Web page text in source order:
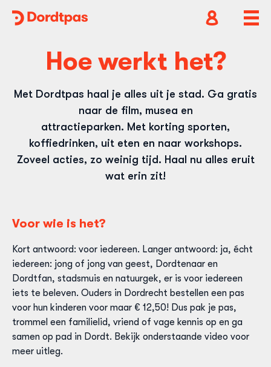
Dordtpas
Hoe werkt het?
Met Dordtpas haal je alles uit je stad. Ga gratis
naar de film, musea en
attractieparken. Met korting sporten,
koffiedrinken, uit eten en naar workshops.
Zoveel acties, zo weinig tijd. Haal nu alles eruit
wat erin zit!
Voor wie is het?
Kort antwoord: voor iedereen. Langer antwoord: ja, écht
iedereen: jong of jong van geest, Dordtenaar en
Dordtfan, stadsmuis en natuurgek, er is voor iedereen
iets te beleven. Ouders in Dordrecht bestellen een pas
voor hun kinderen voor maar € 12,50! Dus pak je pas,
trommel een familielid, vriend of vage kennis op en ga
samen op pad in Dordt. Bekijk onderstaande video voor
meer uitleg.